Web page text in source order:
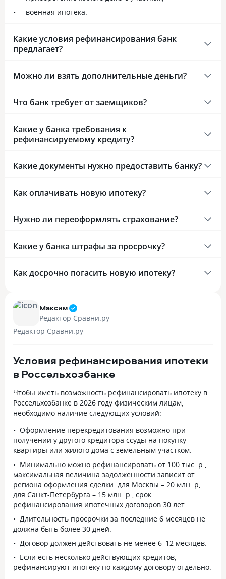
военная ипотека.
Какие условия рефинансирования банк
предлагает?
Можно ли взять дополнительные деньги?
Что банк требует от заемщиков?
Какие у банка требования к
рефинансируемому кредиту?
Какие документы нужно предоставить банку?
Как оплачивать новую ипотеку?
Нужно ли переоформлять страхование?
Какие у банка штрафы за просрочку?
Как досрочно погасить новую ипотеку?
Максим
Редактор Сравни.ру
Редактор Сравни.ру
Условия рефинансирования ипотеки
в Россельхозбанке
Чтобы иметь возможность рефинансировать ипотеку в
Россельхозбанке в 2026 году физическим лицам,
необходимо наличие следующих условий:
Оформление перекредитования возможно при
получении у другого кредитора ссуды на покупку
квартиры или жилого дома с земельным участком.
Минимально можно рефинансировать от 100 тыс. р.,
максимальная величина задолженности зависит от
региона оформления сделки: для Москвы – 20 млн. р,
для Санкт-Петербурга – 15 млн. р., срок
рефинансирования ипотечных договоров 30 лет.
Длительность просрочки за последние 6 месяцев не
должна быть более 30 дней.
Договор должен действовать не менее 6–12 месяцев.
Если есть несколько действующих кредитов,
рефинансируют ипотеку по каждому договору отдельно.